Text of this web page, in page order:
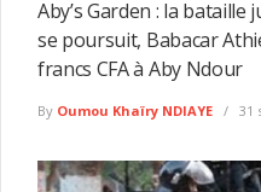
Aby’s Garden : la bataille
se poursuit, Babacar
francs CFA à Aby Ndour
By Oumou Khaïry NDIAYE 31